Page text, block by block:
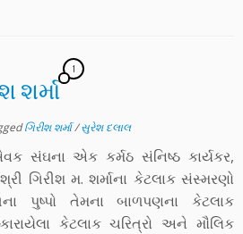
શર્મા
1
ગિરીશ શર્મા/સુરેશ દલાલ
સંઘના એક કર્મઠ સંનિષ્ઠ કાર્યકર,
ગિરીશ મ. શર્માના કેટલાક સંસ્મરણો
પુષ્પો તેમના બાળપણના કેટલાક
કેટલાક ચરિત્રો અને મૌલિક